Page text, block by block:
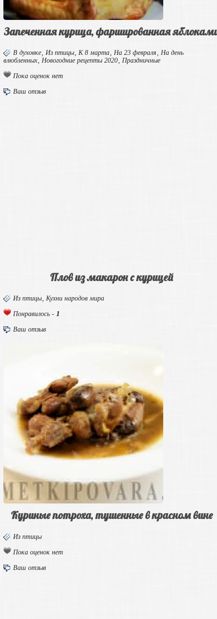
Запеченная курица, фаршированная
В духовке, Из птицы, К 8 марта, На 23 февраля , На день
влюбленных, Новогодние рецепты 2020, Праздничные
Пока оценок нет
Ваш отзыв
Плов из макарон с курицей
Из птицы, Кухни народов мира
Понравилось -1
Ваш отзыв
Куриные потроха, тушенные в красном вине
Из птицы
Пока оценок нет
Ваш отзыв